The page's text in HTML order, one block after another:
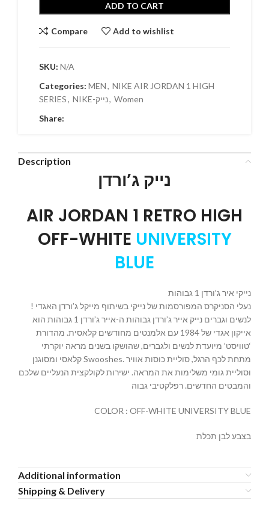
ADD TO CART
Compare Add to wishlist
SKU: N/A
Categories: MEN, NIKE AIR JORDAN 1 HIGH
SERIES, NIKE-נייק, Women
Share:
Description
נייק ג’ורדן
AIR JORDAN 1 RETRO HIGH
OFF-WHITE UNIVERSITY
BLUE
נייקי איר ג’ורדן 1 גבוהות
נעלי הסניקרס המפורסמות של נייקי בשיתוף מייקל ג’ורדן האגדי !
לנשים וגברים נייק אייר ג’ורדן גבוהות ה-אייר ג’ורדן 1 גבוהות הוא
אייקון אגדי של 1984 עם אלמנטים מחודשים קלאסית. מהדורת
‘טוויסט’ מיועדת לנשים ולגברים, שהושקו בשנים מראה יוקרתי
קלאסי ומסוגנן Swooshes. מתחת לכף הרגל, סוליית כוסות אוויר
וסוליית גומי משלימות את המראה. ישירות לקולקצית הנעליים שלכם
והמבטים החדשים. רפלקטיבי גבוה
COLOR : OFF-WHITE UNIVERSITY BLUE
בצבע לבן תכלת
Additional information
Shipping & Delivery